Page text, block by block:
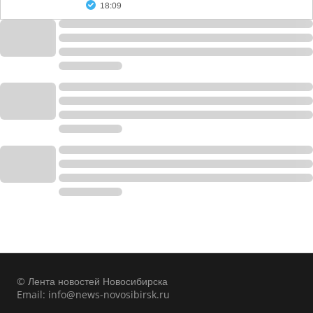
18:09
© Лента новостей Новосибирска
Email: info@news-novosibirsk.ru